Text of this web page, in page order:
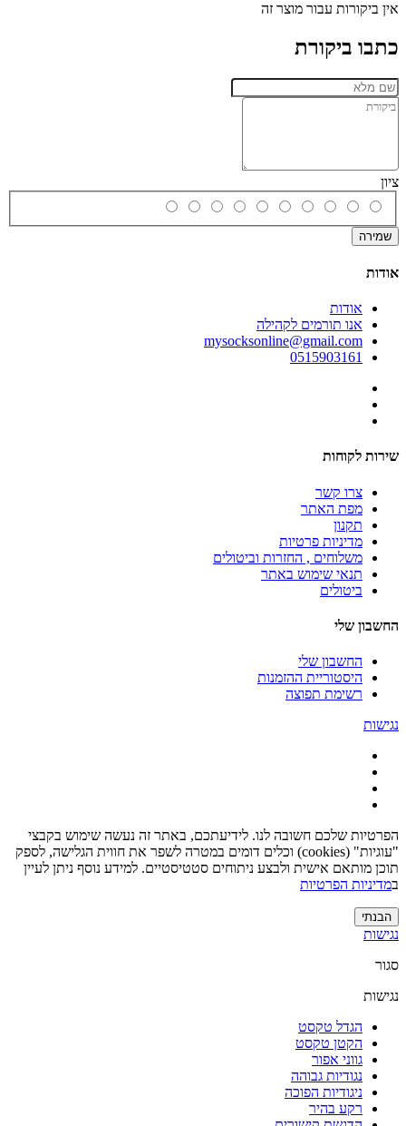
אין ביקורות עבור מוצר זה
כתבו ביקורת
ציון
שמירה
אודות
אודות
אנו תורמים לקהילה
mysocksonline@gmail.com
0515903161
שירות לקוחות
צרו קשר
מפת האתר
תקנון
מדיניות פרטיות
משלוחים , החזרות וביטולים
תנאי שימוש באתר
ביטולים
החשבון שלי
החשבון שלי
היסטוריית ההזמנות
רשימת תפוצה
נגישות
הפרטיות שלכם חשובה לנו. לידיעתכם, באתר זה נעשה שימוש בקבצי
"עוגיות" (cookies) וכלים דומים במטרה לשפר את חווית הגלישה, לספק
תוכן מותאם אישית ולבצע ניתוחים סטטיסטיים. למידע נוסף ניתן לעיין
במדיניות הפרטיות
הבנתי
נגישות
סגור
נגישות
הגדל טקסט
הקטן טקסט
גווני אפור
נגודיות גבוהה
ניגודיות הפוכה
רקע בהיר